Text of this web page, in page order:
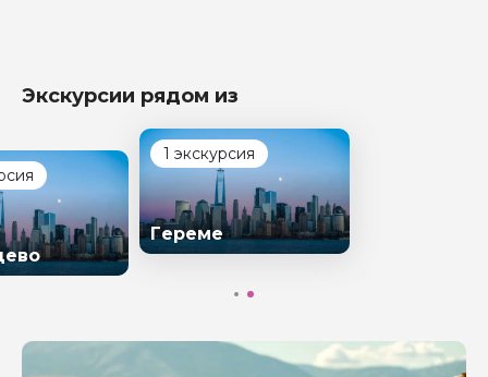
Экскурсии рядом из
1 экскурсия
Гереме
Вопросы и комментарии
Если у вас есть интересующие вопросы, можете их
Я даю своё согласие на обработку персональных
Отправить